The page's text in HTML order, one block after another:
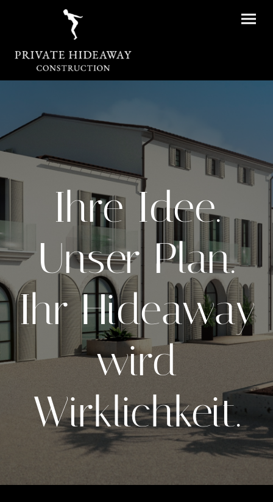
Ihre Idee.
Unser Plan.
Ihr Hideaway
wird
Wirklichkeit.